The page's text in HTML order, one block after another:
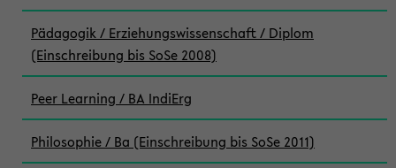
Pädagogik / Erziehungswissenschaft / Diplom
(Einschreibung bis SoSe 2008)
Peer Learning / BA IndiErg
Philosophie / Ba (Einschreibung bis SoSe 2011)